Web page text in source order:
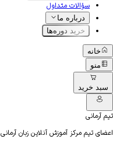
سؤالات متداول
درباره ما
خرید دوره‌ها
خانه
منو
سبد خرید
تیم آرمانی
اعضای تیم مرکز آموزش آنلاین زبان آرمانی